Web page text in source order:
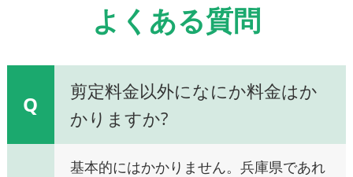
よくある質問
Q
剪定料金以外になにか料金はか
かりますか?
基本的にはかかりません。兵庫県であれ